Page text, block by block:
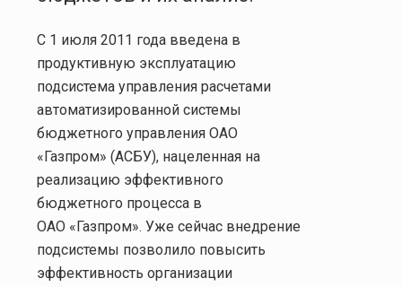
С 1 июля 2011 года введена в
продуктивную эксплуатацию
подсистема управления расчетами
автоматизированной системы
бюджетного управления ОАО
«Газпром» (АСБУ), нацеленная на
реализацию эффективного
бюджетного процесса в
ОАО «Газпром». Уже сейчас внедрение
подсистемы позволило повысить
эффективность организации